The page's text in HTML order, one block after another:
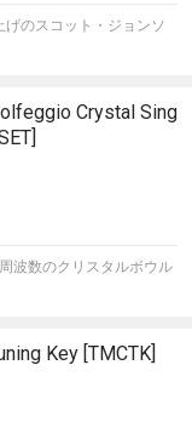
のスコット・ジョンソ
Crystal Sing
波数のクリスタルボウル
Key [TMCTK]